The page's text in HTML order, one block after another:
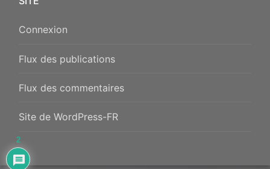
Connexion
Flux des publications
Flux des commentaires
Site de WordPress-FR
2